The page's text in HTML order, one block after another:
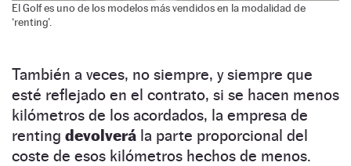
El Golf es uno de los modelos más vendidos en la modalidad de
‘renting’.
También a veces, no siempre, y siempre que
esté reflejado en el contrato, si se hacen menos
kilómetros de los acordados, la empresa de
renting devolverá la parte proporcional del
coste de esos kilómetros hechos de menos.